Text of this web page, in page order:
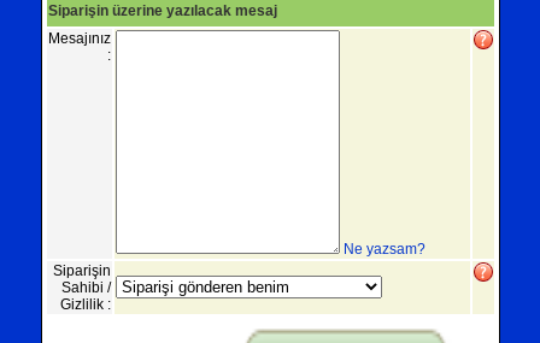
Siparişin üzerine yazılacak mesaj
Mesajınız
:
Ne yazsam?
Siparişin
Sahibi /
Gizlilik :